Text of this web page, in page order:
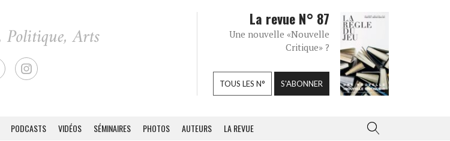
La revue N° 87
Une nouvelle «Nouvelle
Critique» ?
TOUS LES N° S'ABONNER
PODCASTS VIDÉOS SÉMINAIRES PHOTOS AUTEURS LA REVUE